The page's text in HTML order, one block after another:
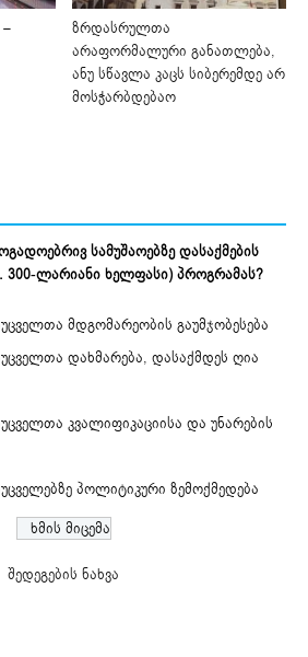
ზრდასრულთა
არაფორმალური განათლება,
ანუ სწავლა კაცს სიბერემდე არ
მოსჭარბდებაო
სამუშაოებზე დასაქმების
300-ლარიანი ხელფასი) პროგრამას?
მდგომარეობის გაუმჯობესება
დახმარება, დასაქმდეს ღია
კვალიფიკაციისა და უნარების
პოლიტიკური ზემოქმედება
შედეგების ნახვა